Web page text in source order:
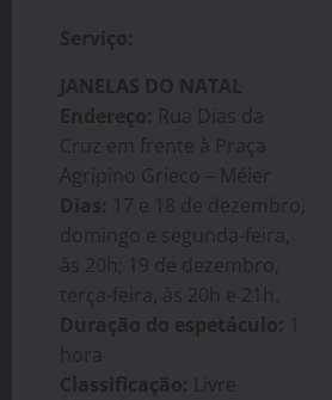
Serviço:
JANELAS DO NATAL
Endereço: Rua Dias da
Cruz em frente à Praça
Agripino Grieco – Méier
Dias: 17 e 18 de dezembro,
domingo e segunda-feira,
às 20h; 19 de dezembro,
terça-feira, às 20h e 21h.
Duração do espetáculo: 1
hora
Classificação: Livre